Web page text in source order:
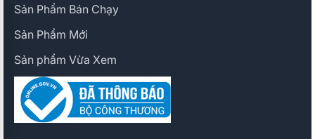
Sản Phẩm Bán Chạy
Sản Phẩm Mới
Sản phẩm Vừa Xem